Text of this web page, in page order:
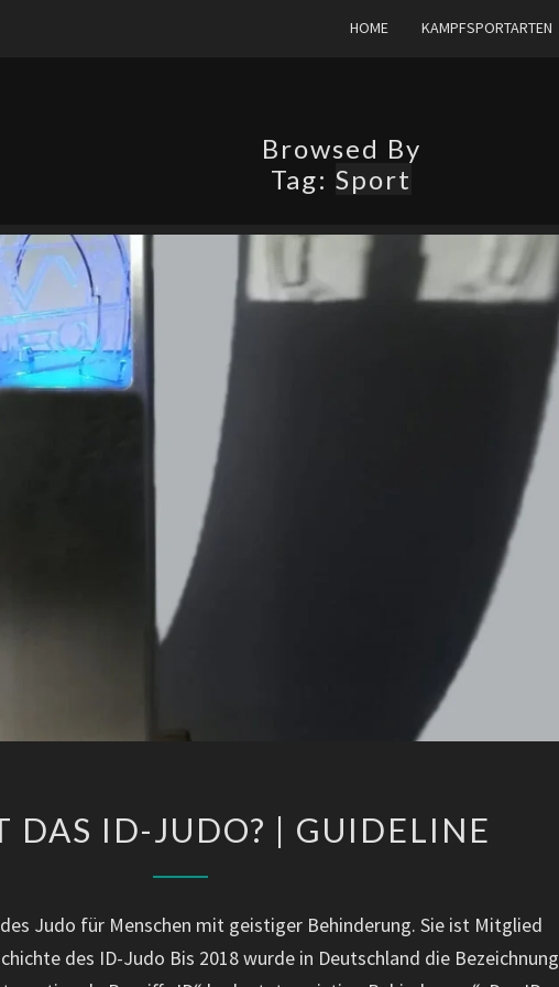
HOME KAMPFSPORTARTEN
Browsed By
Tag: Sport
IST
JUDO?
|
DAS ID-JUDO? | GUIDELINE
Judo für Menschen mit geistiger Behinderung. Sie ist Mitglied
des ID-Judo Bis 2018 wurde in Deutschland die Bezeichnung